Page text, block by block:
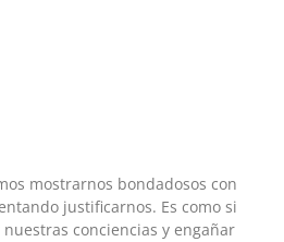
mostrarnos bondadosos con
justificarnos. Es como si
conciencias y engañar